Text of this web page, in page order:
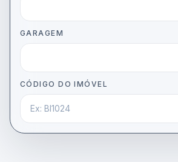
GARAGEM
CÓDIGO DO IMÓVEL